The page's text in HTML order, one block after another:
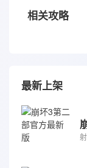
相关攻略
最新上架